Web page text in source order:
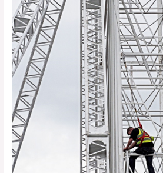
as
vantagens
dessa
técnica
construtiva